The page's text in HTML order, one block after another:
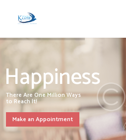
Happiness
There Are One Million Ways
to Reach |t!
Make an Appointment